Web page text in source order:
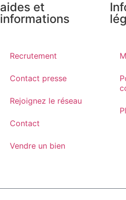
aides et
informations
Recrutement
Contact presse
Rejoignez le réseau
Contact
Vendre un bien